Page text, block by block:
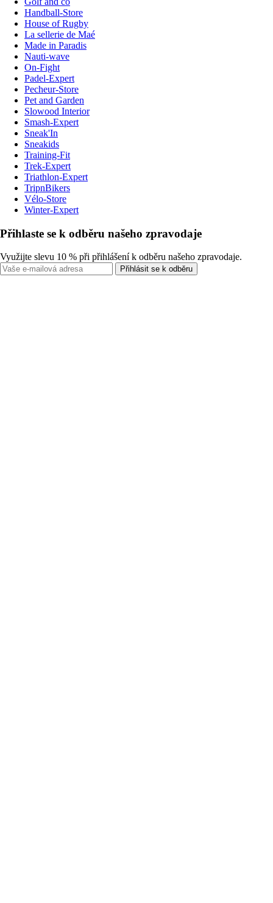
Handball-Store
House of Rugby
La sellerie de Maé
Made in Paradis
Nauti-wave
On-Fight
Padel-Expert
Pecheur-Store
Pet and Garden
Slowood Interior
Smash-Expert
Sneak'In
Sneakids
Training-Fit
Trek-Expert
Triathlon-Expert
TripnBikers
Vélo-Store
Winter-Expert
Přihlaste se k odběru našeho zpravodaje
Využijte slevu 10 % při přihlášení k odběru našeho zpravodaje.
Přihlásit se k odběru